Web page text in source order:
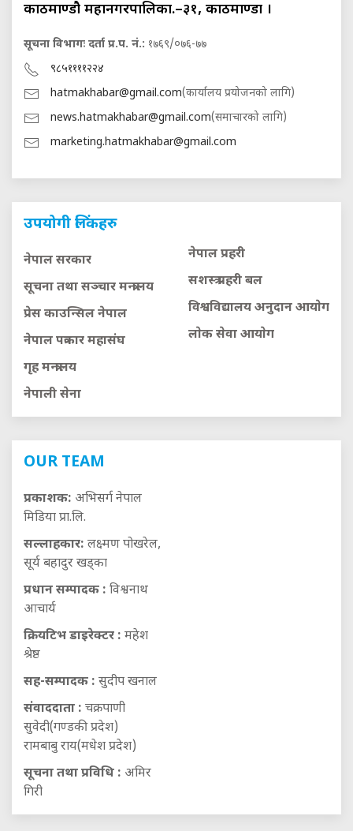
काठमाण्डौ महानगरपालिका.–३१, काठमाण्डौं ।
सूचना विभागः दर्ता प्र.प. नं.: १७६९/०७६-७७
९८५११११२२४
hatmakhabar@gmail.com(कार्यालय प्रयोजनको लागि)
news.hatmakhabar@gmail.com(समाचारको लागि)
marketing.hatmakhabar@gmail.com
उपयोगी लिंकहरु
नेपाल सरकार
सूचना तथा सञ्चार मन्त्रालय
प्रेस काउन्सिल नेपाल
नेपाल पत्रकार महासंघ
गृह मन्त्रालय
नेपाली सेना
नेपाल प्रहरी
सशस्त्र प्रहरी बल
विश्वविद्यालय अनुदान आयाेग
लाेक सेवा आयाेग
OUR TEAM
प्रकाशक: अभिसर्ग नेपाल
मिडिया प्रा.लि.
सल्लाहकार: लक्ष्मण पोखरेल,
सूर्य बहादुर खड्का
प्रधान सम्पादक : विश्वनाथ
आचार्य
क्रियटिभ डाइरेक्टर : महेश
श्रेष्ठ
सह-सम्पादक : सुदीप खनाल
संवाददाता : चक्रपाणी
सुवेदी(गण्डकी प्रदेश)
रामबाबु राय(मधेश प्रदेश)
सूचना तथा प्रविधि : अमिर
गिरी